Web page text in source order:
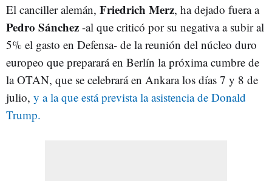
El canciller alemán, Friedrich Merz, ha dejado fuera a
Pedro Sánchez -al que criticó por su negativa a subir al
5% el gasto en Defensa- de la reunión del núcleo duro
europeo que preparará en Berlín la próxima cumbre de
la OTAN, que se celebrará en Ankara los días 7 y 8 de
julio, y a la que está prevista la asistencia de Donald
Trump.